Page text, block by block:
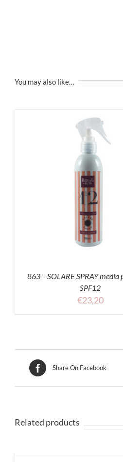
You may also like…
863 – SOLARE SPRAY media
SPF12
€23,20
Share On Facebook
Related products